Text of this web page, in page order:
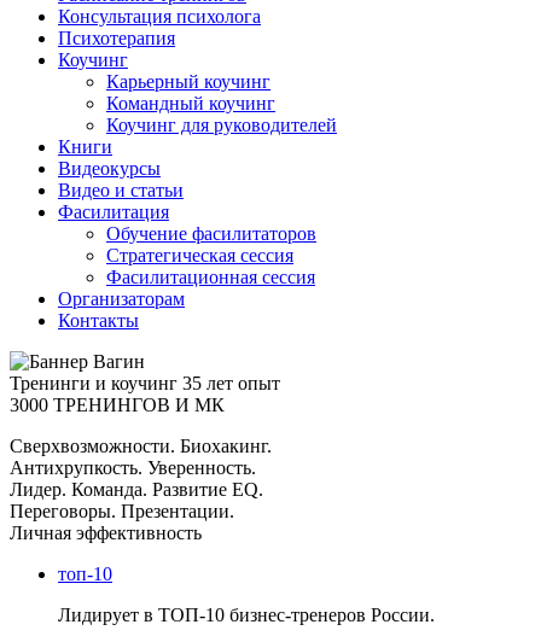
Консультация психолога
Психотерапия
Коучинг
Карьерный коучинг
Командный коучинг
Коучинг для руководителей
Книги
Видеокурсы
Видео и статьи
Фасилитация
Обучение фасилитаторов
Стратегическая сессия
Фасилитационная сессия
Организаторам
Контакты
Тренинги и коучинг 35 лет опыт
3000 ТРЕНИНГОВ И МК
Сверхвозможности. Биохакинг.
Антихрупкость. Уверенность.
Лидер. Команда. Развитие EQ.
Переговоры. Презентации.
Личная эффективность
топ-10
Лидирует в ТОП-10 бизнес-тренеров России.